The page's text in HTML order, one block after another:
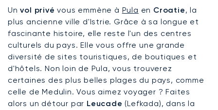
Unvol privé vous emmène à Pula en Croatie, la
plus ancienne ville d'Istrie. Grâce à sa longue et
fascinante histoire, elle reste l'un des centres
culturels du pays. Elle vous offre une grande
diversité de sites touristiques, de boutiques et
d'hôtels. Non loin de Pula, vous trouverez
certaines des plus belles plages du pays, comme
celle de Medulin. Vous aimez voyager ? Faites
alors un détour par Leucade (Lefkada), dans la